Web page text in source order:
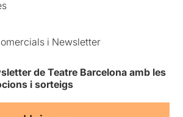
i Newsletter
de Teatre Barcelona amb les
i sorteigs